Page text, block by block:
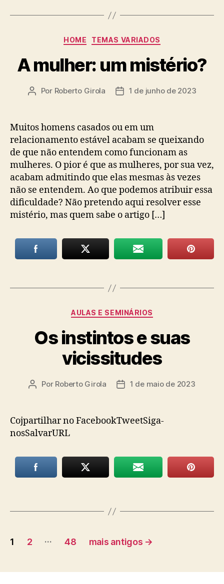
Categorias
HOME TEMAS VARIADOS
A mulher: um mistério?
Autor
Por Roberto Girola
Data1 de junho de 2023
Muitos homens casados ou em um
relacionamento estável acabam se queixando
de que não entendem como funcionam as
mulheres. O pior é que as mulheres, por sua vez,
acabam admitindo que elas mesmas às vezes
não se entendem. Ao que podemos atribuir essa
dificuldade? Não pretendo aqui resolver esse
mistério, mas quem sabe o artigo […]
Categorias
AULAS E SEMINÁRIOS
Os instintos e suas
vicissitudes
Autor
Por Roberto Girola
Data1 de maio de 2023
Cojpartilhar no FacebookTweetSiga-
nosSalvarURL
Paginação
posts
1 2 … 48 mais antigos →